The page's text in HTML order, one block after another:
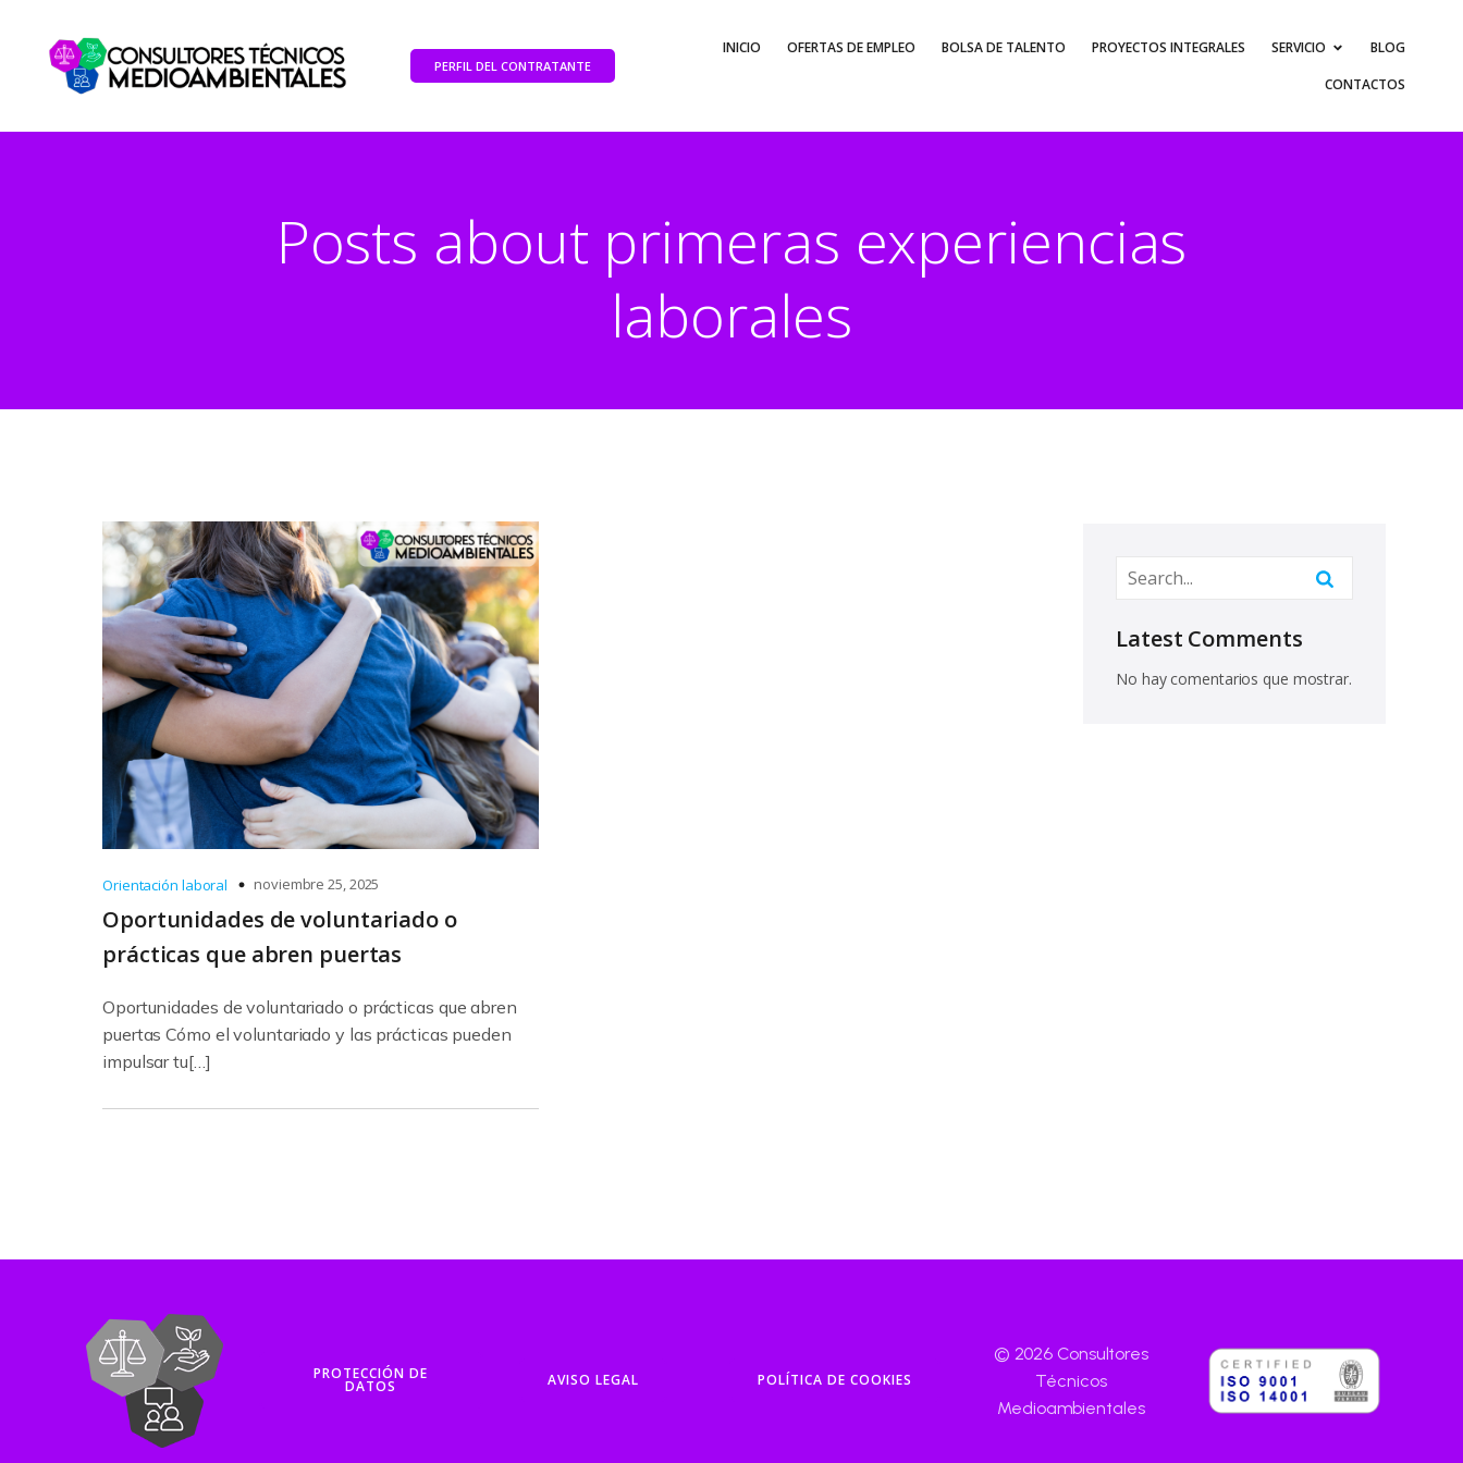
PERFIL DEL CONTRATANTE
INICIO OFERTAS DE EMPLEO BOLSA DE TALENTO PROYECTOS INTEGRALES SERVICIO
BLOG
CONTACTOS
Posts about primeras experiencias
laborales
Orientación laboral noviembre 25, 2025
Oportunidades de voluntariado o
prácticas que abren puertas
Oportunidades de voluntariado o prácticas que abren
puertas Cómo el voluntariado y las prácticas pueden
impulsar tu[…]
Latest Comments
No hay comentarios que mostrar.
PROTECCIÓN DE
DATOS AVISO LEGAL POLÍTICA DE COOKIES
© 2026 Consultores
Técnicos
Medioambientales